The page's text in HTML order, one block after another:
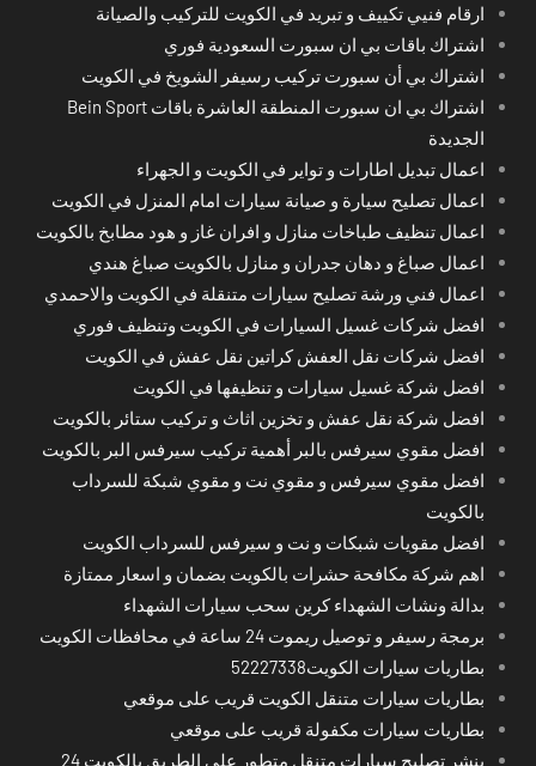
ارقام فنيي تكييف و تبريد في الكويت للتركيب والصيانة
اشتراك باقات بي ان سبورت السعودية فوري
اشتراك بي أن سبورت تركيب رسيفر الشويخ في الكويت
اشتراك بي ان سبورت المنطقة العاشرة باقات Bein Sport
الجديدة
اعمال تبديل اطارات و تواير في الكويت و الجهراء
اعمال تصليح سيارة و صيانة سيارات امام المنزل في الكويت
اعمال تنظيف طباخات منازل و افران غاز و هود مطابخ بالكويت
اعمال صباغ و دهان جدران و منازل بالكويت صباغ هندي
اعمال فني ورشة تصليح سيارات متنقلة في الكويت والاحمدي
افضل شركات غسيل السيارات في الكويت وتنظيف فوري
افضل شركات نقل العفش كراتين نقل عفش في الكويت
افضل شركة غسيل سيارات و تنظيفها في الكويت
افضل شركة نقل عفش و تخزين اثاث و تركيب ستائر بالكويت
افضل مقوي سيرفس بالبر أهمية تركيب سيرفس البر بالكويت
افضل مقوي سيرفس و مقوي نت و مقوي شبكة للسرداب
بالكويت
افضل مقويات شبكات و نت و سيرفس للسرداب الكويت
اهم شركة مكافحة حشرات بالكويت بضمان و اسعار ممتازة
بدالة ونشات الشهداء كرين سحب سيارات الشهداء
برمجة رسيفر و توصيل ريموت 24 ساعة في محافظات الكويت
بطاريات سيارات الكويت52227338
بطاريات سيارات متنقل الكويت قريب على موقعي
بطاريات سيارات مكفولة قريب على موقعي
بنشر تصليح سيارات متنقل متطور على الطريق بالكويت 24